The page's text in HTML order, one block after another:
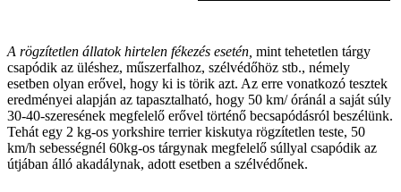
A rögzítetlen állatok hirtelen fékezés esetén, mint tehetetlen tárgy
csapódik az üléshez, műszerfalhoz, szélvédőhöz stb., némely
esetben olyan erővel, hogy ki is törik azt. Az erre vonatkozó tesztek
eredményei alapján az tapasztalható, hogy 50 km/ óránál a saját súly
30-40-szeresének megfelelő erővel történő becsapódásról beszélünk.
Tehát egy 2 kg-os yorkshire terrier kiskutya rögzítetlen teste, 50
km/h sebességnél 60kg-os tárgynak megfelelő súllyal csapódik az
útjában álló akadálynak, adott esetben a szélvédőnek.